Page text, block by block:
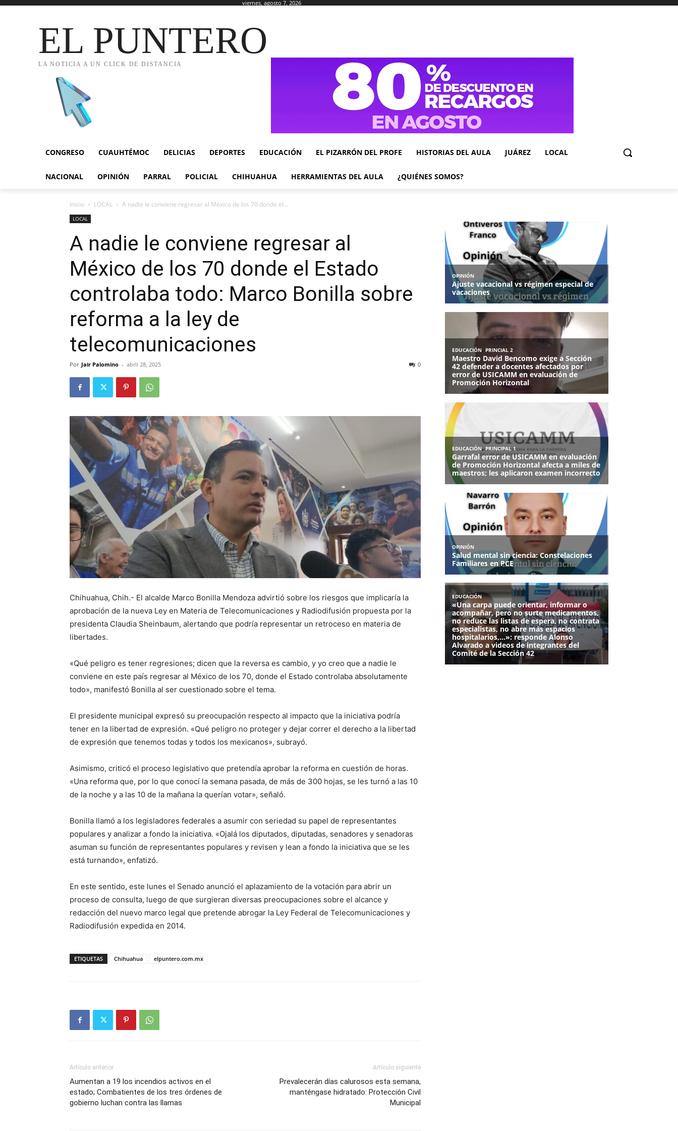
viernes, agosto 7, 2026
EL PUNTERO
LA NOTICIA A UN CLICK DE DISTANCIA
CONGRESO CUAUHTÉMOC DELICIAS DEPORTES EDUCACIÓN EL PIZARRÓN DEL PROFE HISTORIAS DEL AULA JUÁREZ LOCAL
NACIONAL OPINIÓN PARRAL POLICIAL CHIHUAHUA HERRAMIENTAS DEL AULA ¿QUIÉNES SOMOS?
Inicio LOCAL A nadie le conviene regresar al México de los 70 donde el...
LOCAL
A nadie le conviene regresar al
México de los 70 donde el Estado
controlaba todo: Marco Bonilla sobre
reforma a la ley de
telecomunicaciones
Por Jair Palomino - abril 28, 2025 0
Chihuahua, Chih.- El alcalde Marco Bonilla Mendoza advirtió sobre los riesgos que implicaría la
aprobación de la nueva Ley en Materia de Telecomunicaciones y Radiodifusión propuesta por la
presidenta Claudia Sheinbaum, alertando que podría representar un retroceso en materia de
libertades.
«Qué peligro es tener regresiones; dicen que la reversa es cambio, y yo creo que a nadie le
conviene en este país regresar al México de los 70, donde el Estado controlaba absolutamente
todo», manifestó Bonilla al ser cuestionado sobre el tema.
El presidente municipal expresó su preocupación respecto al impacto que la iniciativa podría
tener en la libertad de expresión. «Qué peligro no proteger y dejar correr el derecho a la libertad
de expresión que tenemos todas y todos los mexicanos», subrayó.
Asimismo, criticó el proceso legislativo que pretendía aprobar la reforma en cuestión de horas.
«Una reforma que, por lo que conocí la semana pasada, de más de 300 hojas, se les turnó a las 10
de la noche y a las 10 de la mañana la querían votar», señaló.
Bonilla llamó a los legisladores federales a asumir con seriedad su papel de representantes
populares y analizar a fondo la iniciativa. «Ojalá los diputados, diputadas, senadores y senadoras
asuman su función de representantes populares y revisen y lean a fondo la iniciativa que se les
está turnando», enfatizó.
En este sentido, este lunes el Senado anunció el aplazamiento de la votación para abrir un
proceso de consulta, luego de que surgieran diversas preocupaciones sobre el alcance y
redacción del nuevo marco legal que pretende abrogar la Ley Federal de Telecomunicaciones y
Radiodifusión expedida en 2014.
ETIQUETAS Chihuahua elpuntero.com.mx
Artículo anterior
Aumentan a 19 los incendios activos en el
estado; Combatientes de los tres órdenes de
gobierno luchan contra las llamas
Artículo siguiente
Prevalecerán días calurosos esta semana,
manténgase hidratado: Protección Civil
Municipal